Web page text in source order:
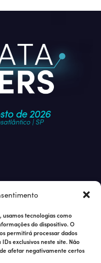
tecnologias como
do dispositivo. O
permitirá processar dados
exclusivos neste site. Não
afetar negativamente certos
de 2026
| SP